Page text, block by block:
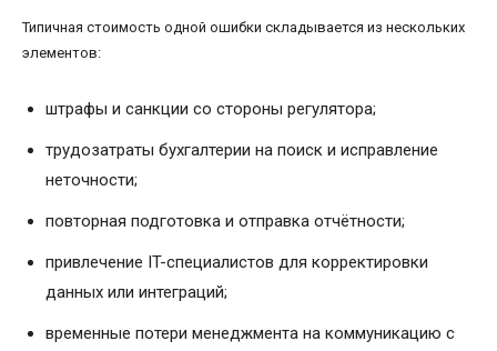
Типичная стоимость одной ошибки складывается из нескольких
элементов:
штрафы и санкции со стороны регулятора;
трудозатраты бухгалтерии на поиск и исправление
неточности;
повторная подготовка и отправка отчётности;
привлечение IT-специалистов для корректировки
данных или интеграций;
временные потери менеджмента на коммуникацию с